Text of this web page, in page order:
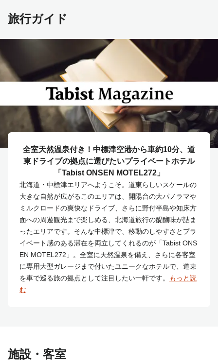
旅行ガイド
全室天然温泉付き！中標津空港から車約10分、道
東ドライブの拠点に選びたいプライベートホテル
「Tabist ONSEN MOTEL272」
北海道・中標津エリアへようこそ。道東らしいスケールの
大きな自然が広がるこのエリアは、開陽台の大パノラマや
ミルクロードの爽快なドライブ、さらに野付半島や知床方
面への周遊観光まで楽しめる、北海道旅行の醍醐味が詰ま
ったエリアです。そんな中標津で、移動のしやすさとプラ
イベート感のある滞在を両立してくれるのが「Tabist ONS
EN MOTEL272」。全室に天然温泉を備え、さらに各客室
に専用大型ガレージまで付いたユニークなホテルで、道東
を車で巡る旅の拠点として注目したい一軒です。
もっと読
む
施設・客室